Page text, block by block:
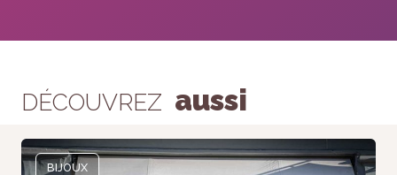
DÉCOUVREZ aussi
BIJOUX